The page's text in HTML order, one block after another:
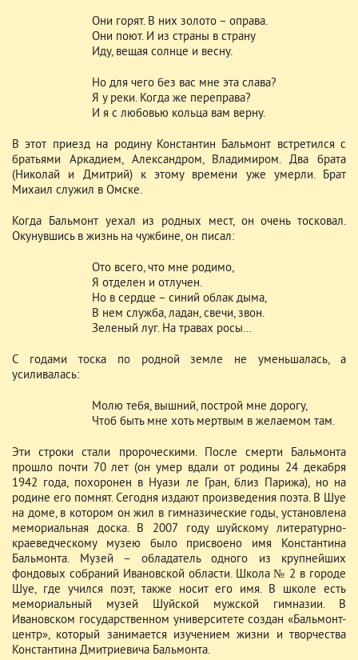
Они горят. В них золото – оправа.
Они поют. И из страны в страну
Иду, вещая солнце и весну.
Но для чего без вас мне эта слава?
Я у реки. Когда же переправа?
И я с любовью кольца вам верну.
В этот приезд на родину Константин Бальмонт встретился с
братьями Аркадием, Александром, Владимиром. Два брата
(Николай и Дмитрий) к этому времени уже умерли. Брат
Михаил служил в Омске.
Когда Бальмонт уехал из родных мест, он очень тосковал.
Окунувшись в жизнь на чужбине, он писал:
Ото всего, что мне родимо,
Я отделен и отлучен.
Но в сердце – синий облак дыма,
В нем служба, ладан, свечи, звон.
Зеленый луг. На травах росы…
С годами тоска по родной земле не уменьшалась, а
усиливалась:
Молю тебя, вышний, построй мне дорогу,
Чтоб быть мне хоть мертвым в желаемом там.
Эти строки стали пророческими. После смерти Бальмонта
прошло почти 70 лет (он умер вдали от родины 24 декабря
1942 года, похоронен в Нуази ле Гран, близ Парижа), но на
родине его помнят. Сегодня издают произведения поэта. В Шуе
на доме, в котором он жил в гимназические годы, установлена
мемориальная доска. В 2007 году шуйскому литературно-
краеведческому музею было присвоено имя Константина
Бальмонта. Музей – обладатель одного из крупнейших
фондовых собраний Ивановской области. Школа № 2 в городе
Шуе, где учился поэт, также носит его имя. В школе есть
мемориальный музей Шуйской мужской гимназии. В
Ивановском государственном университете создан «Бальмонт-
центр», который занимается изучением жизни и творчества
Константина Дмитриевича Бальмонта.